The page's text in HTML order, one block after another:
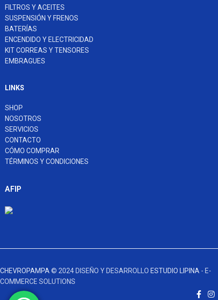
FILTROS Y ACEITES
SUSPENSIÓN Y FRENOS
BATERÍAS
ENCENDIDO Y ELECTRICIDAD
KIT CORREAS Y TENSORES
EMBRAGUES
LINKS
SHOP
NOSOTROS
SERVICIOS
CONTACTO
CÓMO COMPRAR
TÉRMINOS Y CONDICIONES
AFIP
CHEVROPAMPA © 2024 DISEÑO Y DESARROLLO ESTUDIO LIPINA - E-
COMMERCE SOLUTIONS